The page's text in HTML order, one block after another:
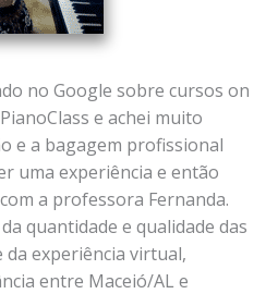
no Google sobre cursos on
e achei muito
e a bagagem profissional
uma experiência e então
a professora Fernanda.
quantidade e qualidade das
da experiência virtual,
entre Maceió/AL e